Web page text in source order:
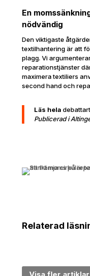
En
nödvändig
Den viktigaste
textilhantering är att
plagg. Vi
reparationstjänster
maximera textiliers
second hand och
Läs hela
Publicerad i
Relaterad